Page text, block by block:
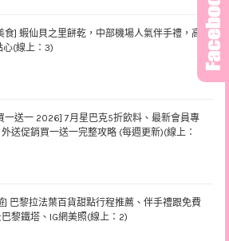
食] 蝦仙貝之里餅乾，中部機場人氣伴手禮，高
心(線上：3)
一送一 2026] 7月星巴克5折飲料、最新會員專
送促銷買一送一完整攻略 (每週更新)(線上：
] 巴黎拉法葉百貨甜點行程推薦、伴手禮跟免費
黎鐵塔、IG網美照(線上：2)